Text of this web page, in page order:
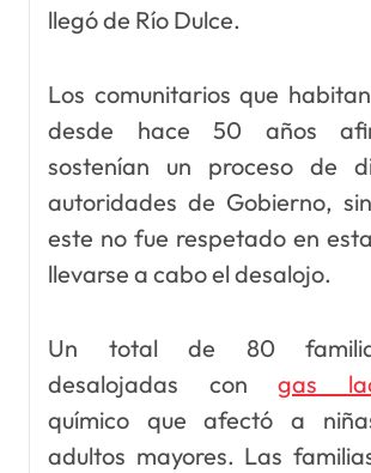
llegó de Río Dulce.
Los comunitarios que
desde hace 50 años
sostenían un proceso de
autoridades de Gobierno,
este no fue respetado en
llevarse a cabo el desalojo.
Un total de 80
desalojadas congas
químico que afectó a
adultos mayores. Las